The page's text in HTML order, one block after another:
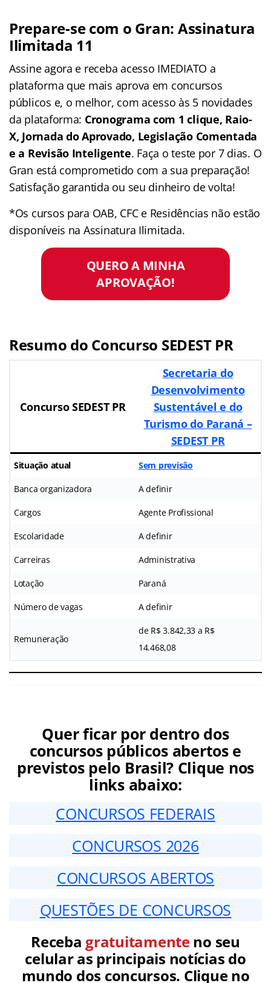
Prepare-se com o Gran: Assinatura
Ilimitada 11
Assine agora e receba acesso IMEDIATO a
plataforma que mais aprova em concursos
públicos e, o melhor, com acesso às 5 novidades
da plataforma: Cronograma com 1 clique, Raio-
X, Jornada do Aprovado, Legislação Comentada
e a Revisão Inteligente. Faça o teste por 7 dias. O
Gran está comprometido com a sua preparação!
Satisfação garantida ou seu dinheiro de volta!
*Os cursos para OAB, CFC e Residências não estão
disponíveis na Assinatura Ilimitada.
QUERO A MINHA
APROVAÇÃO!
Resumo do Concurso SEDEST PR
Concurso SEDEST PR
Secretaria do
Desenvolvimento
Sustentável e do
Turismo do Paraná –
SEDEST PR
Situação atual Sem previsão
Banca organizadora A definir
Cargos Agente Profissional
Escolaridade A definir
Carreiras Administrativa
Lotação Paraná
Número de vagas A definir
Remuneração
de R$ 3.842,33 a R$
14.468,08
Quer ficar por dentro dos
concursos públicos abertos e
previstos pelo Brasil? Clique nos
links abaixo:
CONCURSOS FEDERAIS
CONCURSOS 2026
CONCURSOS ABERTOS
QUESTÕES DE CONCURSOS
Receba gratuitamenteno seu
celular as principais notícias do
mundo dos concursos. Clique no